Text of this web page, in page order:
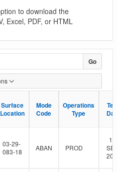
to download the
Excel, PDF, or HTML
Go
Surface
Location
Mode
Code
Operations
Type
Surface
Location
Mode
Code
Operations
Type
03-29-
083-18
ABAN PROD